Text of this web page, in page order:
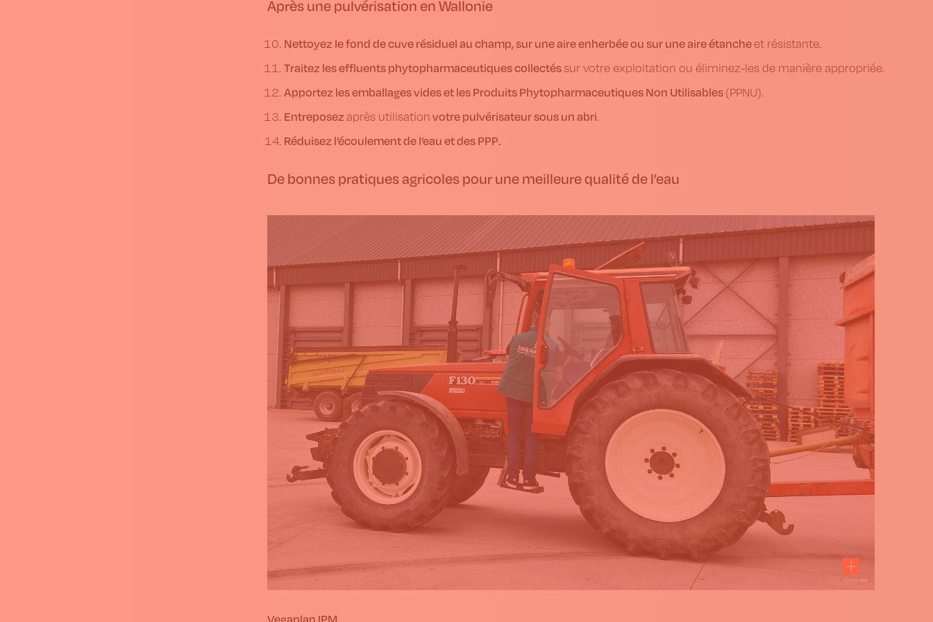
Après une pulvérisation en Wallonie
Nettoyez le fond de cuve résiduel au champ, sur une aire enherbée ou sur une aire étancheet résistante.
Traitez les effluents phytopharmaceutiques collectéssur votre exploitation ou éliminez-les de manière appropriée.
Apportez les emballages vides et les Produits Phytopharmaceutiques Non Utilisables (PPNU).
Entreposez après utilisation votre pulvérisateur sous un abri.
Réduisez l’écoulement de l’eau et des PPP.
De bonnes pratiques agricoles pour une meilleure qualité de l’eau